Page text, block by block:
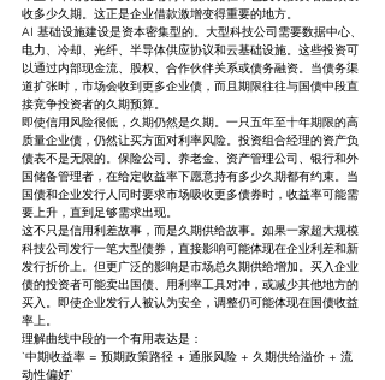
收多少久期。这正是企业借款激增变得重要的地方。
AI 基础设施建设是资本密集型的。大型科技公司需要数据中心、
电力、冷却、光纤、半导体供应协议和云基础设施。这些投资可
以通过内部现金流、股权、合作伙伴关系或债务融资。当债务渠
道扩张时，市场会收到更多企业债，而且期限往往与国债中段直
接竞争投资者的久期预算。
即使信用风险很低，久期仍然是久期。一只五年至十年期限的高
质量企业债，仍然让买方面对利率风险。投资组合经理的资产负
债表不是无限的。保险公司、养老金、资产管理公司、银行和外
国储备管理者，在给定收益率下愿意持有多少久期都有约束。当
国债和企业发行人同时要求市场吸收更多债券时，收益率可能需
要上升，直到足够需求出现。
这不只是信用利差故事，而是久期供给故事。如果一家超大规模
科技公司发行一笔大型债券，直接影响可能体现在企业利差和新
发行折价上。但更广泛的影响是市场总久期供给增加。买入企业
债的投资者可能卖出国债、用利率工具对冲，或减少其他地方的
买入。即使企业发行人被认为安全，调整仍可能体现在国债收益
率上。
理解曲线中段的一个有用表达是：
`中期收益率 = 预期政策路径 + 通胀风险 + 久期供给溢价 + 流
动性偏好`